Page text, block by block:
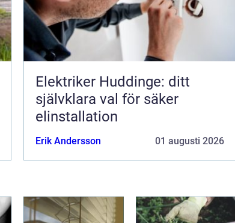
Elektriker Huddinge: ditt
självklara val för säker
elinstallation
Erik Andersson 01 augusti 2026